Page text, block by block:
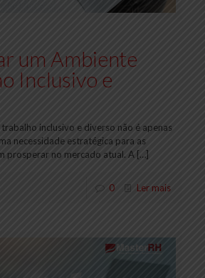
um Ambiente
Inclusivo e
inclusivo e diverso não é apenas
necessidade estratégica para as
prosperar no mercado atual. A […]
0 Ler mais